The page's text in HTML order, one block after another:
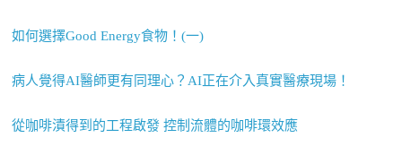
如何選擇Good Energy食物！(一)
病人覺得AI醫師更有同理心？AI正在介入真實醫療現場！
從咖啡漬得到的工程啟發 控制流體的咖啡環效應